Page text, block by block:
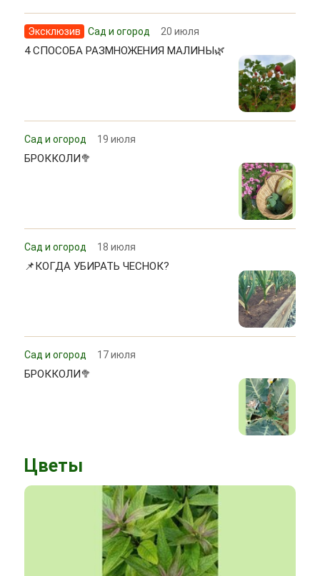
Эксклюзив Сад и огород 20 июля
4 СПОСОБА РАЗМНОЖЕНИЯ МАЛИНЫ🌿
Сад и огород 19 июля
БРОККОЛИ🥦
Сад и огород 18 июля
📌КОГДА УБИРАТЬ ЧЕСНОК?
Сад и огород 17 июля
БРОККОЛИ🥦
Цветы